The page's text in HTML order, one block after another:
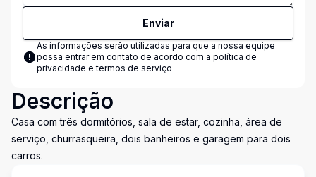
Enviar
As informações serão utilizadas para que a nossa equipe
possa entrar em contato de acordo com a política de
privacidade e termos de serviço
Descrição
Casa com três dormitórios, sala de estar, cozinha, área de
serviço, churrasqueira, dois banheiros e garagem para dois
carros.